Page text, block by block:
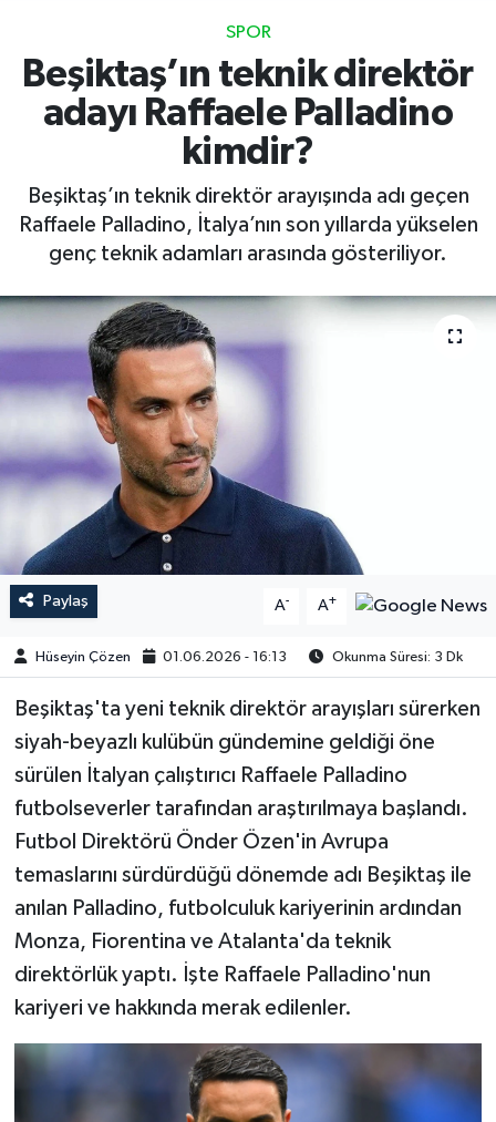
SPOR
Beşiktaş’ın teknik direktör
adayı Raffaele Palladino
kimdir?
Beşiktaş’ın teknik direktör arayışında adı geçen
Raffaele Palladino, İtalya’nın son yıllarda yükselen
genç teknik adamları arasında gösteriliyor.
Paylaş A- A+
Hüseyin Çözen 01.06.2026 - 16:13 Okunma Süresi: 3 Dk
Beşiktaş'ta yeni teknik direktör arayışları sürerken
siyah-beyazlı kulübün gündemine geldiği öne
sürülen İtalyan çalıştırıcı Raffaele Palladino
futbolseverler tarafından araştırılmaya başlandı.
Futbol Direktörü Önder Özen'in Avrupa
temaslarını sürdürdüğü dönemde adı Beşiktaş ile
anılan Palladino, futbolculuk kariyerinin ardından
Monza, Fiorentina ve Atalanta'da teknik
direktörlük yaptı. İşte Raffaele Palladino'nun
kariyeri ve hakkında merak edilenler.